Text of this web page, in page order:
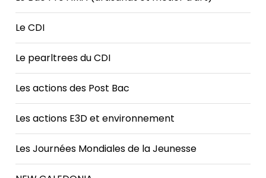
Le CDI
Le pearltrees du CDI
Les actions des Post Bac
Les actions E3D et environnement
Les Journées Mondiales de la Jeunesse